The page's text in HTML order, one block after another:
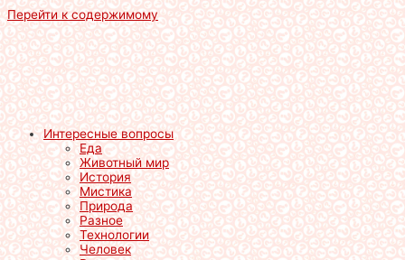
Перейти к содержимому
Интересные вопросы
Еда
Животный мир
История
Мистика
Природа
Разное
Технологии
Человек